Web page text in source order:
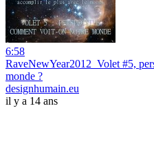
6:58
RaveNewYear2012_Volet #5,
monde ?
designhumain.eu
il y a 14 ans